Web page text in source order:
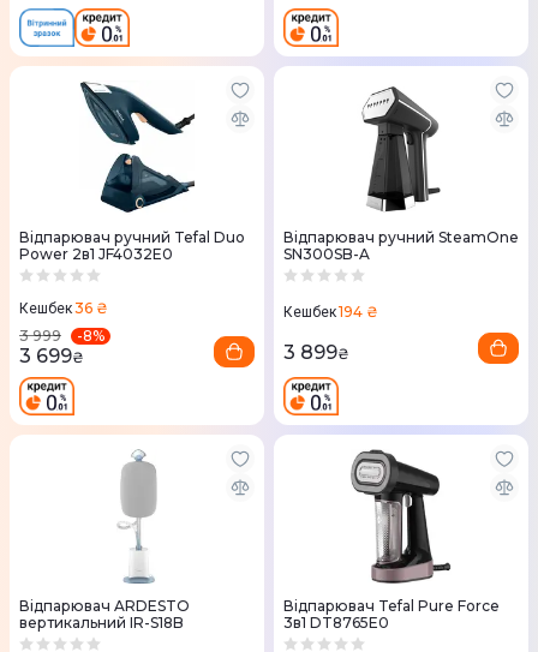
Відпарювач ручний Tefal Duo
Power 2в1 JF4032E0
Кешбек36 ₴
3 999
-8%
3 699₴
Відпарювач ручний SteamOne
SN300SB-A
Кешбек194 ₴
3 899₴
Відпарювач ARDESTO
вертикальний IR-S18B
Відпарювач Tefal Pure Force
3в1 DT8765E0